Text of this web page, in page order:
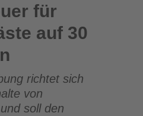
für
auf 30
richtet sich
von
soll den